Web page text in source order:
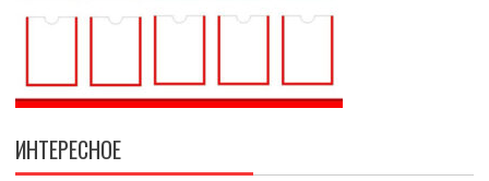
ИНТЕРЕСНОЕ